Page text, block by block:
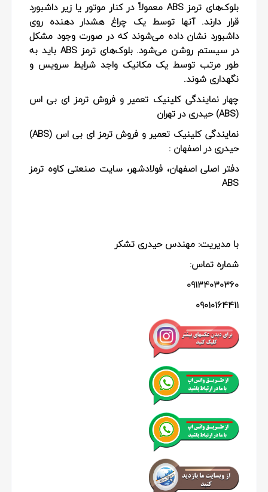
بلوک‌های ترمز ABS معمولاً در کنار موتور یا زیر داشبورد
قرار دارند. آنها توسط یک چراغ هشدار دهنده روی
داشبورد نشان داده می‌شوند که در صورت وجود مشکل
در سیستم روشن می‌شود. بلوک‌های ترمز ABS باید به
طور مرتب توسط یک مکانیک واجد شرایط سرویس و
نگهداری شوند.
چهار نمایندگی کلینیک تعمیر و فروش ترمز ای بی اس
(ABS) حیدری در تهران
نمایندگی کلینیک تعمیر و فروش ترمز ای بی اس (ABS)
حیدری در اصفهان :
دفتر اصلی اصفهان، فولادشهر، سایت صنعتی کاوه ترمز
ABS
با مدیریت: مهندس حیدری تشکر
شماره تماس:
09134030360
09010164411